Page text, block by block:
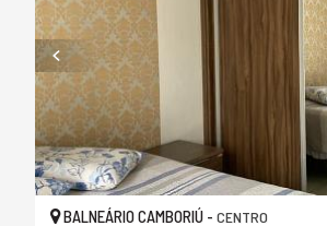
BALNEÁRIO CAMBORIÚ - CENTRO